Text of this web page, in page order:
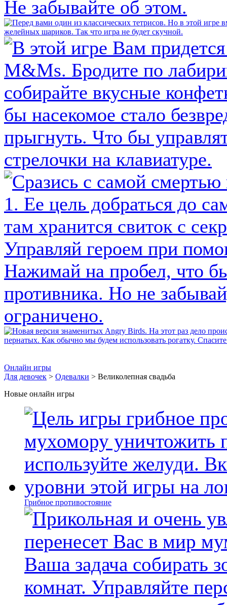
Онлайн игры
Для девочек > Одевалки > Великолепная свадьба
Новые онлайн игры
Грибное противостояние